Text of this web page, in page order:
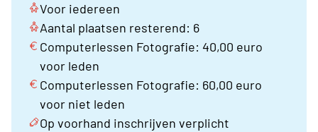
Voor iedereen
Aantal plaatsen resterend: 6
Computerlessen Fotografie: 40,00 euro
voor leden
Computerlessen Fotografie: 60,00 euro
voor niet leden
Op voorhand inschrijven verplicht